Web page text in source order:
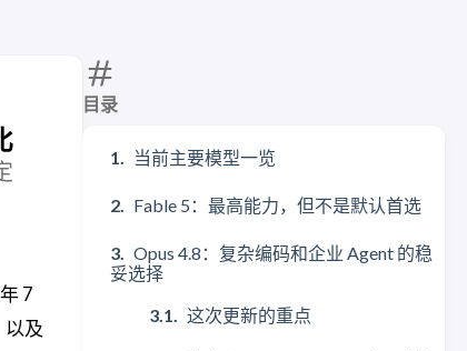
目录
当前主要模型一览
Fable 5：最高能力，但不是默认首选
Opus 4.8：复杂编码和企业 Agent 的稳
妥选择
这次更新的重点
7
以及